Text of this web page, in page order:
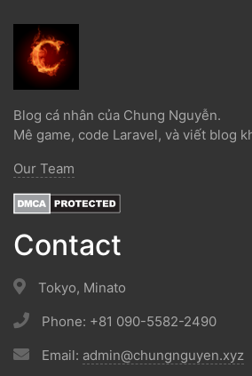
Blog cá nhân của Chung Nguyễn.
Mê game, code Laravel, và viết blog
Our Team
Contact
Tokyo, Minato
Phone: +81 090-5582-2490
Email: admin@chungnguyen.xyz